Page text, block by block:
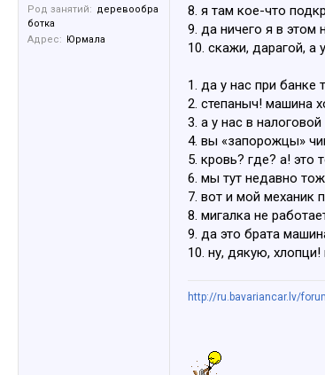
Род занятий: деревообра
ботка
Адрес: Юрмала
8. я там кое-что
9. да ничего я в этом
10. скажи, дарагой, а
1. да у нас при банке
2. степаныч! машина
3. а у нас в
4. вы «запорожцы»
5. кровь? где? а! это
6. мы тут недавно
7. вот и мой механик
8. мигалка не
9. да это брата
10. ну, дякую,
http://ru.bavariancar.lv/